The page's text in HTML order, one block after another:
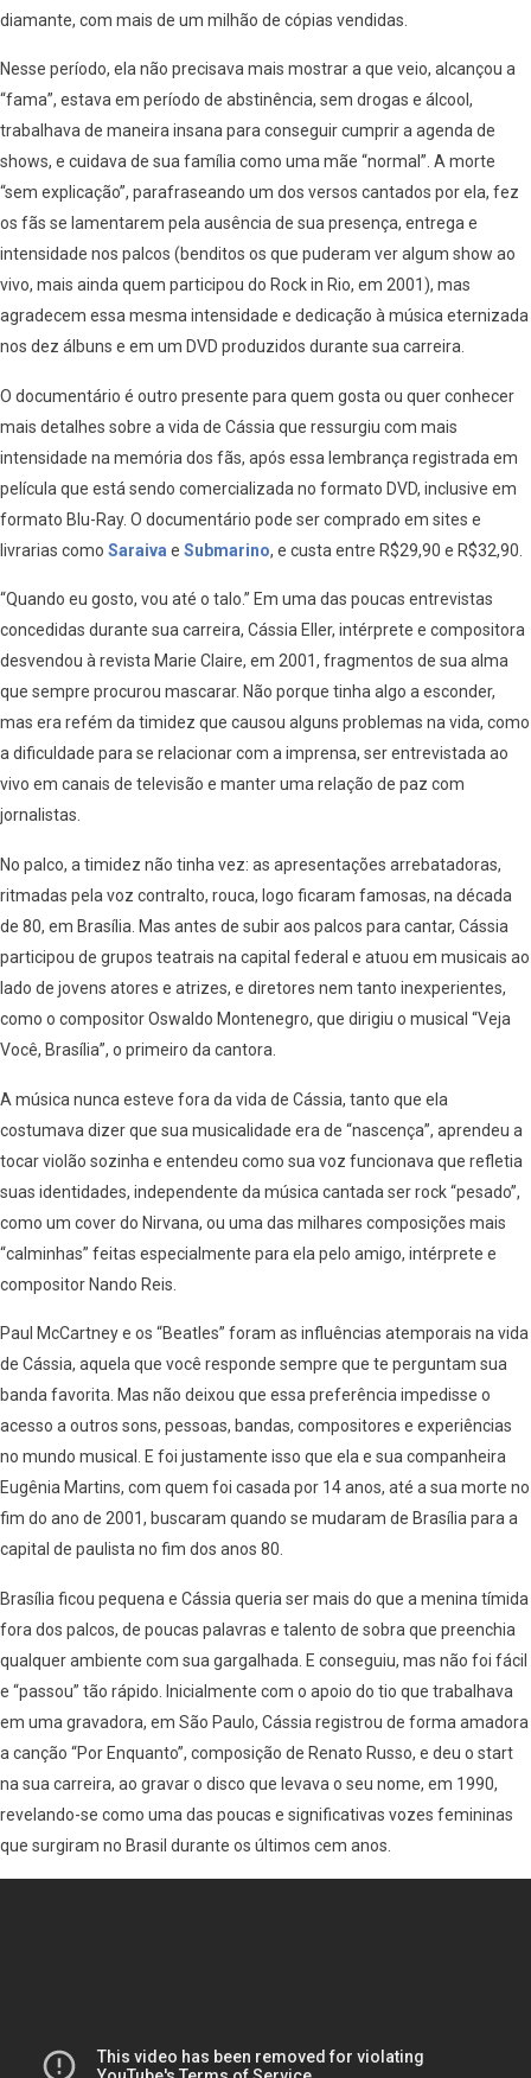
diamante, com mais de um milhão de cópias vendidas.
Nesse período, ela não precisava mais mostrar a que veio, alcançou a
“fama”, estava em período de abstinência, sem drogas e álcool,
trabalhava de maneira insana para conseguir cumprir a agenda de
shows, e cuidava de sua família como uma mãe “normal”. A morte
“sem explicação”, parafraseando um dos versos cantados por ela, fez
os fãs se lamentarem pela ausência de sua presença, entrega e
intensidade nos palcos (benditos os que puderam ver algum show ao
vivo, mais ainda quem participou do Rock in Rio, em 2001), mas
agradecem essa mesma intensidade e dedicação à música eternizada
nos dez álbuns e em um DVD produzidos durante sua carreira.
O documentário é outro presente para quem gosta ou quer conhecer
mais detalhes sobre a vida de Cássia que ressurgiu com mais
intensidade na memória dos fãs, após essa lembrança registrada em
película que está sendo comercializada no formato DVD, inclusive em
formato Blu-Ray. O documentário pode ser comprado em sites e
livrarias como Saraiva e Submarino, e custa entre R$29,90 e R$32,90.
“Quando eu gosto, vou até o talo.” Em uma das poucas entrevistas
concedidas durante sua carreira, Cássia Eller, intérprete e compositora
desvendou à revista Marie Claire, em 2001, fragmentos de sua alma
que sempre procurou mascarar. Não porque tinha algo a esconder,
mas era refém da timidez que causou alguns problemas na vida, como
a dificuldade para se relacionar com a imprensa, ser entrevistada ao
vivo em canais de televisão e manter uma relação de paz com
jornalistas.
No palco, a timidez não tinha vez: as apresentações arrebatadoras,
ritmadas pela voz contralto, rouca, logo ficaram famosas, na década
de 80, em Brasília. Mas antes de subir aos palcos para cantar, Cássia
participou de grupos teatrais na capital federal e atuou em musicais ao
lado de jovens atores e atrizes, e diretores nem tanto inexperientes,
como o compositor Oswaldo Montenegro, que dirigiu o musical “Veja
Você, Brasília”, o primeiro da cantora.
A música nunca esteve fora da vida de Cássia, tanto que ela
costumava dizer que sua musicalidade era de “nascença”, aprendeu a
tocar violão sozinha e entendeu como sua voz funcionava que refletia
suas identidades, independente da música cantada ser rock “pesado”,
como um cover do Nirvana, ou uma das milhares composições mais
“calminhas” feitas especialmente para ela pelo amigo, intérprete e
compositor Nando Reis.
Paul McCartney e os “Beatles” foram as influências atemporais na vida
de Cássia, aquela que você responde sempre que te perguntam sua
banda favorita. Mas não deixou que essa preferência impedisse o
acesso a outros sons, pessoas, bandas, compositores e experiências
no mundo musical. E foi justamente isso que ela e sua companheira
Eugênia Martins, com quem foi casada por 14 anos, até a sua morte no
fim do ano de 2001, buscaram quando se mudaram de Brasília para a
capital de paulista no fim dos anos 80.
Brasília ficou pequena e Cássia queria ser mais do que a menina tímida
fora dos palcos, de poucas palavras e talento de sobra que preenchia
qualquer ambiente com sua gargalhada. E conseguiu, mas não foi fácil
e “passou” tão rápido. Inicialmente com o apoio do tio que trabalhava
em uma gravadora, em São Paulo, Cássia registrou de forma amadora
a canção “Por Enquanto”, composição de Renato Russo, e deu o start
na sua carreira, ao gravar o disco que levava o seu nome, em 1990,
revelando-se como uma das poucas e significativas vozes femininas
que surgiram no Brasil durante os últimos cem anos.